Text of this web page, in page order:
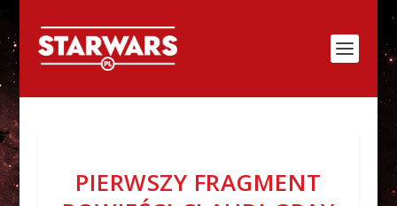
PIERWSZY FRAGMENT